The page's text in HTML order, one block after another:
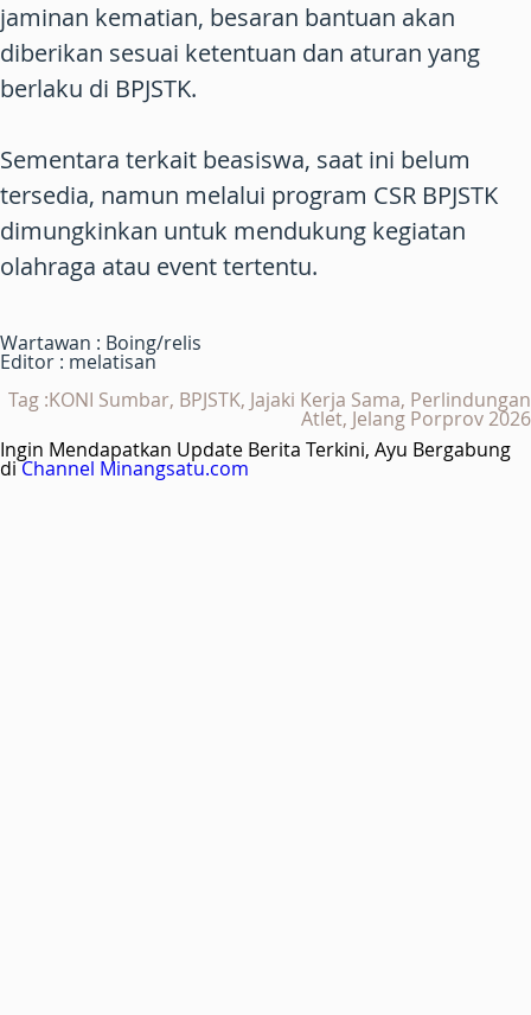
jaminan kematian, besaran bantuan akan
diberikan sesuai ketentuan dan aturan yang
berlaku di BPJSTK.
Sementara terkait beasiswa, saat ini belum
tersedia, namun melalui program CSR BPJSTK
dimungkinkan untuk mendukung kegiatan
olahraga atau event tertentu.
Wartawan : Boing/relis
Editor : melatisan
Tag :KONI Sumbar, BPJSTK, Jajaki Kerja Sama, Perlindungan
Atlet, Jelang Porprov 2026
Ingin Mendapatkan Update Berita Terkini, Ayu Bergabung
diChannel Minangsatu.com